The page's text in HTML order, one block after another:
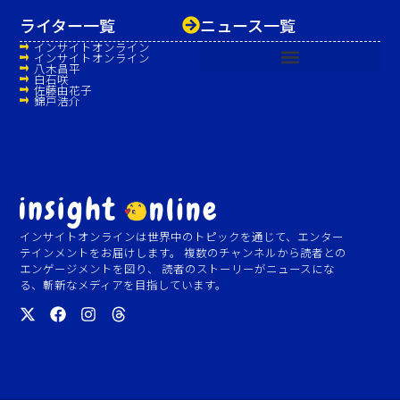
インサイトオンラインは世界中のトピックを通じて、エンター
テインメントをお届けします。 複数のチャンネルから読者との
エンゲージメントを図り、 読者のストーリーがニュースにな
る、斬新なメディアを目指しています。
ニュース一覧
ライター一覧
インサイトオンライン
インサイトオンライン
八木昌平
白石咲
佐藤由花子
錦戸浩介